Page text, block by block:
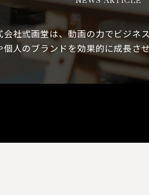
会社弎画堂は、動画の力でビジネ
個人のブランドを効果的に成長さ